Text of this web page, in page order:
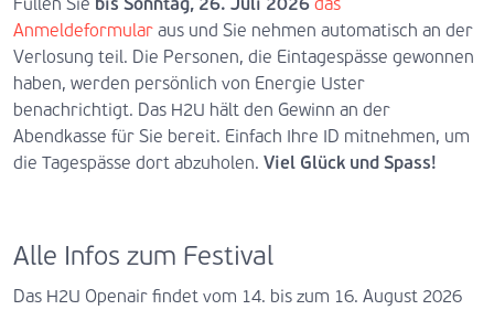
Anmeldeformular aus und Sie nehmen automatisch an der
Verlosung teil. Die Personen, die Eintagespässe gewonnen
haben, werden persönlich von Energie Uster
benachrichtigt. Das H2U hält den Gewinn an der
Abendkasse für Sie bereit. Einfach Ihre ID mitnehmen, um
die Tagespässe dort abzuholen. Viel Glück und Spass!
Alle Infos zum Festival
Das H2U Openair findet vom 14. bis zum 16. August 2026